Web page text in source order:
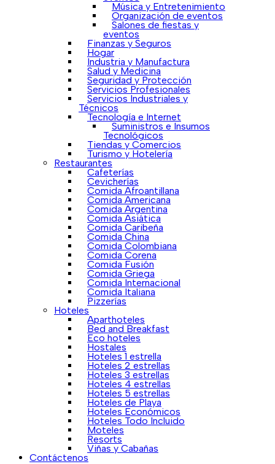
Música y Entretenimiento
Organización de eventos
Salones de fiestas y
eventos
Finanzas y Seguros
Hogar
Industria y Manufactura
Salud y Medicina
Seguridad y Protección
Servicios Profesionales
Servicios Industriales y
Técnicos
Tecnología e Internet
Suministros e Insumos
Tecnológicos
Tiendas y Comercios
Turismo y Hotelería
Restaurantes
Cafeterías
Cevicherías
Comida Afroantillana
Comida Americana
Comida Argentina
Comida Asiática
Comida Caribeña
Comida China
Comida Colombiana
Comida Corena
Comida Fusión
Comida Griega
Comida Internacional
Comida Italiana
Pizzerías
Hoteles
Aparthoteles
Bed and Breakfast
Eco hoteles
Hostales
Hoteles 1 estrella
Hoteles 2 estrellas
Hoteles 3 estrellas
Hoteles 4 estrellas
Hoteles 5 estrellas
Hoteles de Playa
Hoteles Económicos
Hoteles Todo Incluido
Moteles
Resorts
Viñas y Cabañas
Contáctenos